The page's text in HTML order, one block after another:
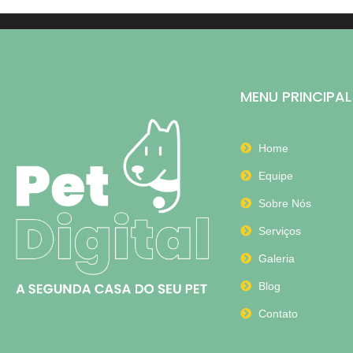
MENU PRINCIPAL
Home
Equipe
Sobre Nós
Serviços
Galeria
Blog
Contato